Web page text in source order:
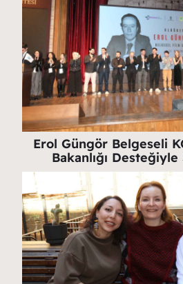
Erol Güngör Belgeseli
Bakanlığı